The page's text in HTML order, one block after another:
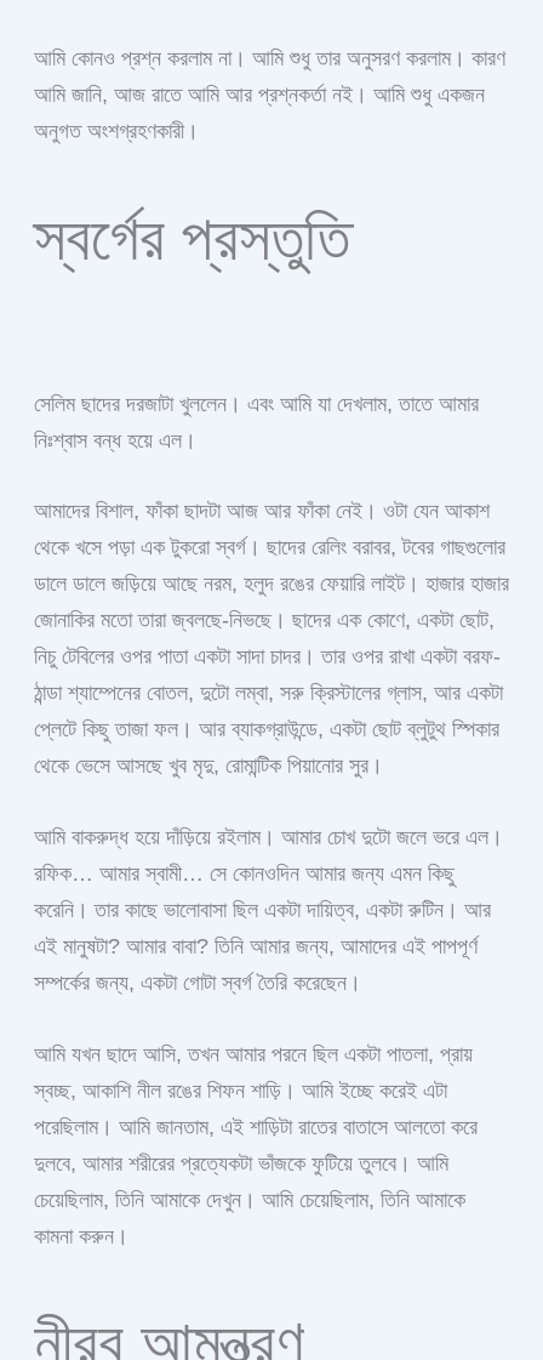
আমি কোনও প্রশ্ন করলাম না। আমি শুধু তার অনুসরণ করলাম। কারণ
আমি জানি, আজ রাতে আমি আর প্রশ্নকর্তা নই। আমি শুধু একজন
অনুগত অংশগ্রহণকারী।
স্বর্গের প্রস্তুতি
সেলিম ছাদের দরজাটা খুললেন। এবং আমি যা দেখলাম, তাতে আমার
নিঃশ্বাস বন্ধ হয়ে এল।
আমাদের বিশাল, ফাঁকা ছাদটা আজ আর ফাঁকা নেই। ওটা যেন আকাশ
থেকে খসে পড়া এক টুকরো স্বর্গ। ছাদের রেলিং বরাবর, টবের গাছগুলোর
ডালে ডালে জড়িয়ে আছে নরম, হলুদ রঙের ফেয়ারি লাইট। হাজার হাজার
জোনাকির মতো তারা জ্বলছে-নিভছে। ছাদের এক কোণে, একটা ছোট,
নিচু টেবিলের ওপর পাতা একটা সাদা চাদর। তার ওপর রাখা একটা বরফ-
ঠান্ডা শ্যাম্পেনের বোতল, দুটো লম্বা, সরু ক্রিস্টালের গ্লাস, আর একটা
প্লেটে কিছু তাজা ফল। আর ব্যাকগ্রাউন্ডে, একটা ছোট ব্লুটুথ স্পিকার
থেকে ভেসে আসছে খুব মৃদু, রোমান্টিক পিয়ানোর সুর।
আমি বাকরুদ্ধ হয়ে দাঁড়িয়ে রইলাম। আমার চোখ দুটো জলে ভরে এল।
রফিক… আমার স্বামী… সে কোনওদিন আমার জন্য এমন কিছু
করেনি। তার কাছে ভালোবাসা ছিল একটা দায়িত্ব, একটা রুটিন। আর
এই মানুষটা? আমার বাবা? তিনি আমার জন্য, আমাদের এই পাপপূর্ণ
সম্পর্কের জন্য, একটা গোটা স্বর্গ তৈরি করেছেন।
আমি যখন ছাদে আসি, তখন আমার পরনে ছিল একটা পাতলা, প্রায়
স্বচ্ছ, আকাশি নীল রঙের শিফন শাড়ি। আমি ইচ্ছে করেই এটা
পরেছিলাম। আমি জানতাম, এই শাড়িটা রাতের বাতাসে আলতো করে
দুলবে, আমার শরীরের প্রত্যেকটা ভাঁজকে ফুটিয়ে তুলবে। আমি
চেয়েছিলাম, তিনি আমাকে দেখুন। আমি চেয়েছিলাম, তিনি আমাকে
কামনা করুন।
নীরব আমন্ত্রণ